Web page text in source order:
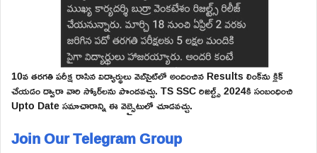
10వ తరగతి పరీక్ష రాసిన విద్యార్థులు వెబ్‌సైట్‌లో అందించిన Results లింక్‌ను క్లిక్
చేయడం ద్వారా వారి స్కోర్‌లను పొందవచ్చు. TS SSC రిజల్ట్స్ 2024కి సంబంధించి
Upto Date సమాచారాన్ని ఈ వెబ్సైటులో చూడవచ్చు.
Join Our Telegram Group